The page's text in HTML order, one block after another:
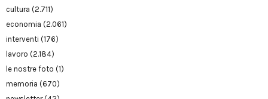
cultura (2.711)
economia (2.061)
interventi (176)
lavoro (2.184)
le nostre foto (1)
memoria (670)